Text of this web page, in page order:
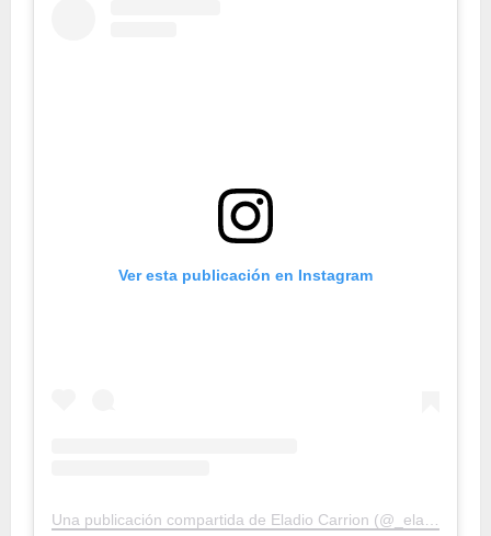
Ver esta publicación en Instagram